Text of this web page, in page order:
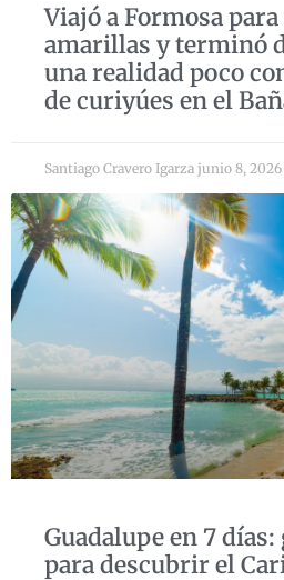
Viajó a Formosa
amarillas y terminó
una realidad poco
de curiyúes en el
Santiago Cravero Igarza junio 8, 2026
Guadalupe en 7
para descubrir el